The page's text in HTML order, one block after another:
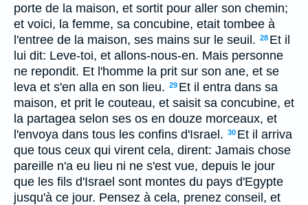
porte de la maison, et sortit pour aller son chemin;
et voici, la femme, sa concubine, etait tombee à
l'entree de la maison, ses mains sur le seuil. 28 Et il
lui dit: Leve-toi, et allons-nous-en. Mais personne
ne repondit. Et l'homme la prit sur son ane, et se
leva et s'en alla en son lieu. 29 Et il entra dans sa
maison, et prit le couteau, et saisit sa concubine, et
la partagea selon ses os en douze morceaux, et
l'envoya dans tous les confins d'Israel. 30 Et il arriva
que tous ceux qui virent cela, dirent: Jamais chose
pareille n'a eu lieu ni ne s'est vue, depuis le jour
que les fils d'Israel sont montes du pays d'Egypte
jusqu'à ce jour. Pensez à cela, prenez conseil, et